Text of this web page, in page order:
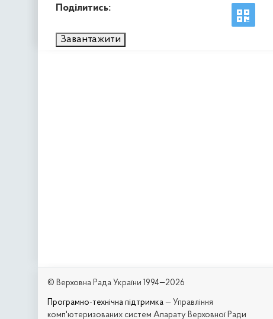
Поділитись:
Завантажити
© Верховна Рада України 1994—2026
Програмно-технічна підтримка — Управління
комп'ютеризованих систем Апарату Верховної Ради